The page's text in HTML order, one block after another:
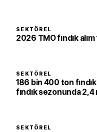
SEKTÖREL
2026 TMO fındık
SEKTÖREL
186 bin 400 ton
fındık sezonunda
SEKTÖREL